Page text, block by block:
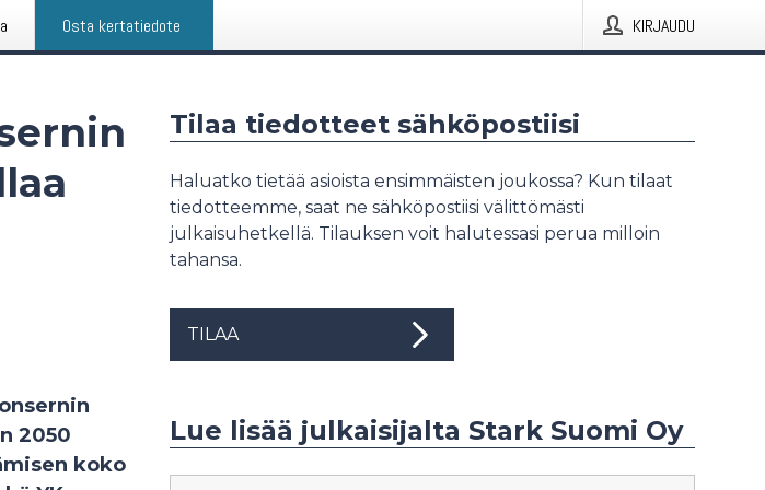
Osta kertatiedote KIRJAUDU
2050
koko
Tilaa tiedotteet sähköpostiisi
Haluatko tietää asioista ensimmäisten joukossa? Kun tilaat
tiedotteemme, saat ne sähköpostiisi välittömästi
julkaisuhetkellä. Tilauksen voit halutessasi perua milloin
tahansa.
TILAA
Lue lisää julkaisijalta Stark Suomi Oy